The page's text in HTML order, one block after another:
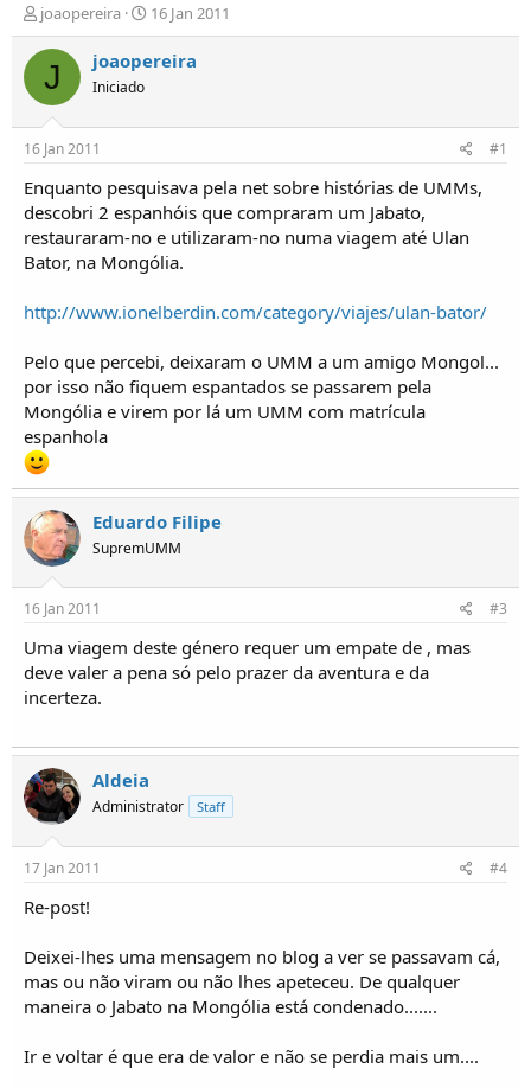
I
n
i
i
d
o
r
e
T
ó
i
o
s
joaopereira
D
a
t
i
o
16 Jan 2011
J joaopereira
Iniciado
16 Jan 2011 #1
Enquanto pesquisava pela net sobre histórias de UMMs,
descobri 2 espanhóis que compraram um Jabato,
restauraram-no e utilizaram-no numa viagem até Ulan
Bator, na Mongólia.
http://www.ionelberdin.com/category/viajes/ulan-bator/
Pelo que percebi, deixaram o UMM a um amigo Mongol...
por isso não fiquem espantados se passarem pela
Mongólia e virem por lá um UMM com matrícula
espanhola
Eduardo Filipe
SupremUMM
16 Jan 2011 #3
Uma viagem deste género requer um empate de , mas
deve valer a pena só pelo prazer da aventura e da
incerteza.
Aldeia
Administrator Staff
17 Jan 2011 #4
Re-post!
Deixei-lhes uma mensagem no blog a ver se passavam cá,
mas ou não viram ou não lhes apeteceu. De qualquer
maneira o Jabato na Mongólia está condenado.......
Ir e voltar é que era de valor e não se perdia mais um....